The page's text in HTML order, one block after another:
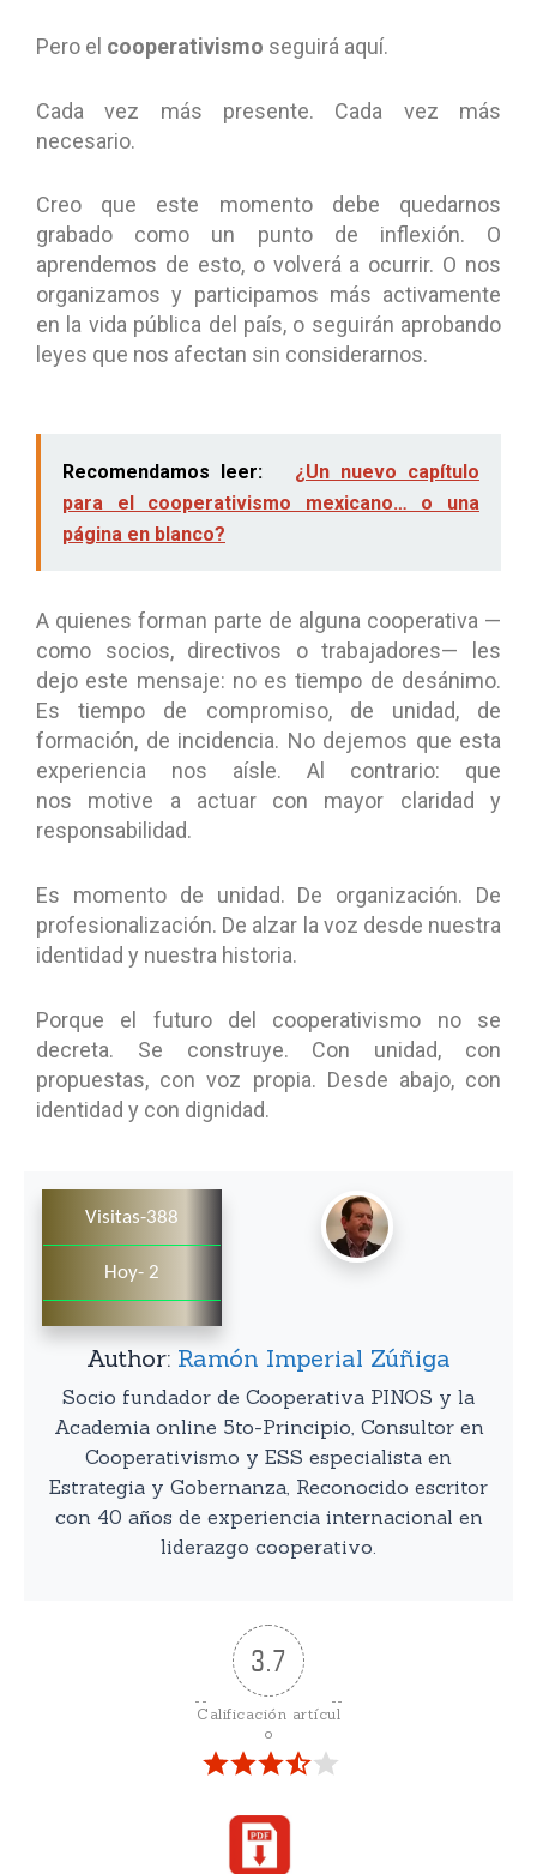
Pero el cooperativismo seguirá aquí.
Cada vez más presente. Cada vez más
necesario.
Creo que este momento debe quedarnos
grabado como un punto de inflexión. O
aprendemos de esto, o volverá a ocurrir. O nos
organizamos y participamos más activamente
en la vida pública del país, o seguirán aprobando
leyes que nos afectan sin considerarnos.
Recomendamos leer:
¿Un nuevo capítulo
para el cooperativismo mexicano… o una
página en blanco?
A quienes forman parte de alguna cooperativa —
como socios, directivos o trabajadores— les
dejo este mensaje: no es tiempo de desánimo.
Es tiempo de compromiso, de unidad, de
formación, de incidencia. No dejemos que esta
experiencia nos aísle. Al contrario: que
nos motive a actuar con mayor claridad y
responsabilidad.
Es momento de unidad. De organización. De
profesionalización. De alzar la voz desde nuestra
identidad y nuestra historia.
Porque el futuro del cooperativismo no se
decreta. Se construye. Con unidad, con
propuestas, con voz propia. Desde abajo, con
identidad y con dignidad.
Visitas-388
Hoy- 2
Author: Ramón Imperial Zúñiga
Socio fundador de Cooperativa PINOS y la
Academia online 5to-Principio, Consultor en
Cooperativismo y ESS especialista en
Estrategia y Gobernanza, Reconocido escritor
con 40 años de experiencia internacional en
liderazgo cooperativo.
3.7
Calificación artícul
o